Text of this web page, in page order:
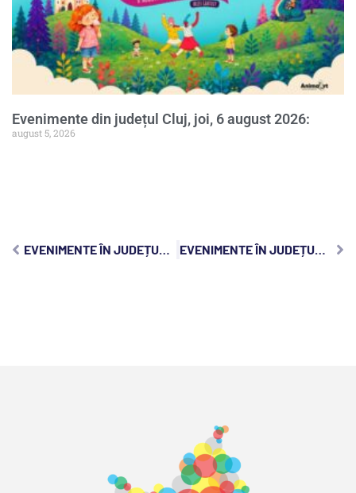
Evenimente din județul Cluj, joi, 6 august 2026:
august 5, 2026
EVENIMENTE ÎN JUDEȚUL CLUJ, JOI, 30 IUNIE 2022 EVENIMENTE ÎN JUDEȚUL CLUJ, SÂMBĂTĂ, 2 IULIE 2022